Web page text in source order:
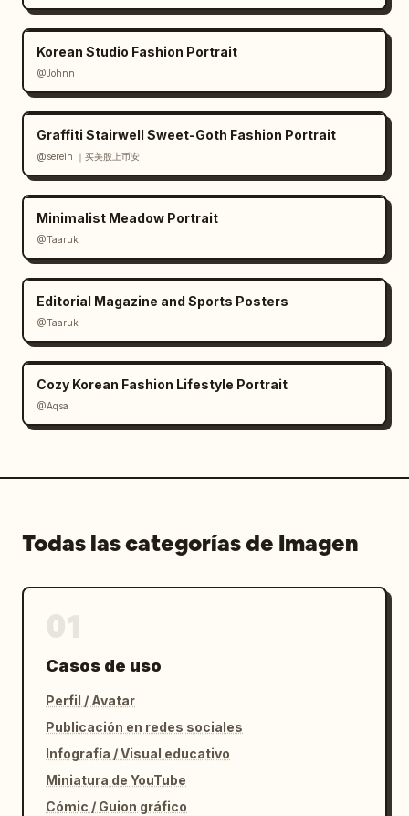
Korean Studio Fashion Portrait
@Johnn
Graffiti Stairwell Sweet-Goth Fashion Portrait
@serein ｜买美股上币安
Minimalist Meadow Portrait
@Taaruk
Editorial Magazine and Sports Posters
@Taaruk
Cozy Korean Fashion Lifestyle Portrait
@Aqsa
Todas las categorías de Imagen
Casos de uso
Perfil / Avatar
Publicación en redes sociales
Infografía / Visual educativo
Miniatura de YouTube
Cómic / Guion gráfico